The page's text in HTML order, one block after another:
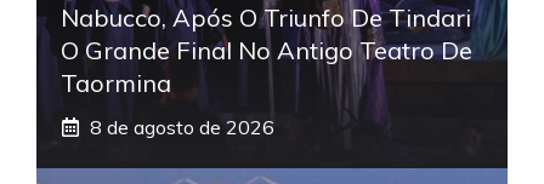
Nabucco, Após O Triunfo De Tindari
O Grande Final No Antigo Teatro De
Taormina
8 de agosto de 2026